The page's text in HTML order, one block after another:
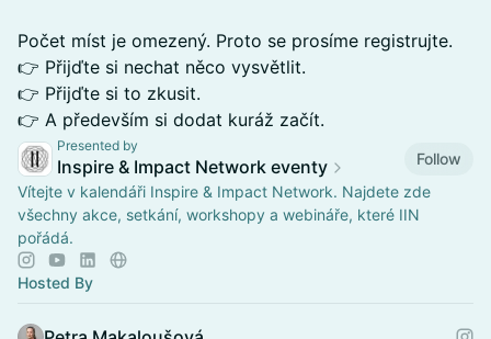
Počet míst je omezený. Proto se prosíme registrujte.
👉 Přijďte si nechat něco vysvětlit.
👉 Přijďte si to zkusit.
👉 A především si dodat kuráž začít.
Presented by
Inspire & Impact Network eventy
Follow
Vítejte v kalendáři Inspire & Impact Network. Najdete zde
všechny akce, setkání, workshopy a webináře, které IIN
pořádá.
Hosted By